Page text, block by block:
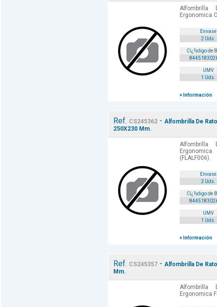
Ergonomica
Envase
2 Uds.
Cï¿½digo de
UMV
1 Uds.
+ Información
Ref. CS245362- Alfombrilla De
250X230 Mm.
(FLALF006).
Envase
2 Uds.
Cï¿½digo de
UMV
1 Uds.
+ Información
Ref. CS245357- Alfombrilla De
Mm.
Ergonomica